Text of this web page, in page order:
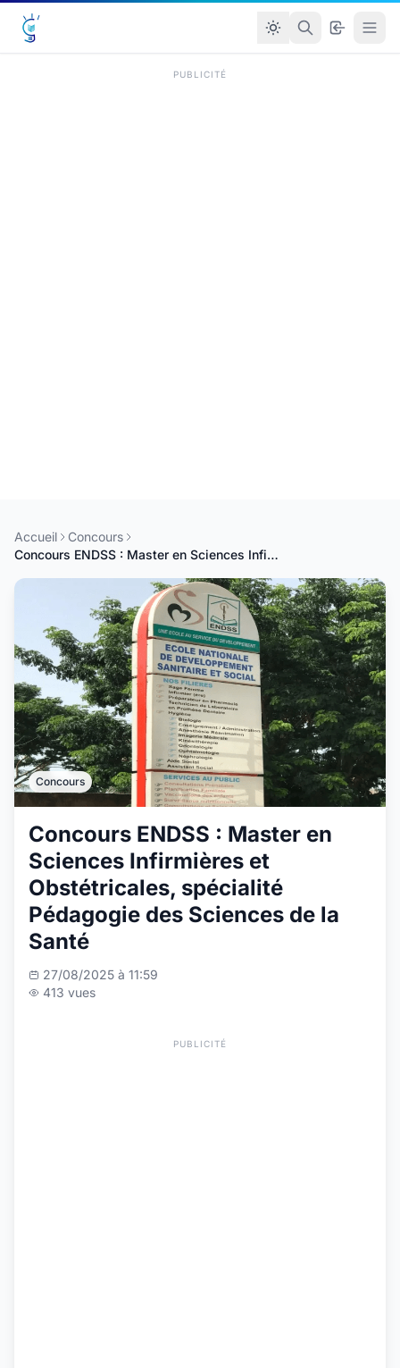
PUBLICITÉ
Accueil
Concours
Concours ENDSS : Master en Sciences Infirmières et Obstétricales, spécialité Pédagogie des Sciences de la Santé
Concours
Concours ENDSS : Master en
Sciences Infirmières et
Obstétricales, spécialité
Pédagogie des Sciences de la
Santé
27/08/2025 à 11:59
413 vues
PUBLICITÉ